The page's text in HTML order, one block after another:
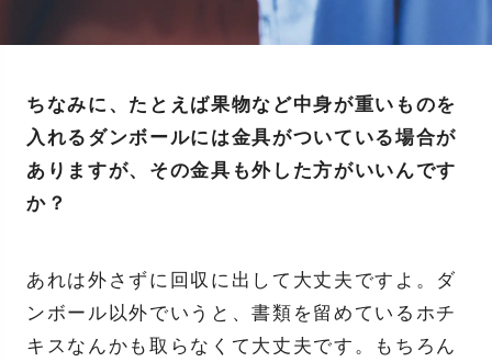
ちなみに、たとえば果物など中身が重いものを
入れるダンボールには金具がついている場合が
ありますが、その金具も外した方がいいんです
か？
あれは外さずに回収に出して大丈夫ですよ。ダ
ンボール以外でいうと、書類を留めているホチ
キスなんかも取らなくて大丈夫です。もちろん